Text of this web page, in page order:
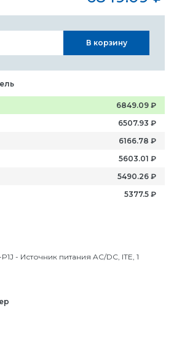
- Источник питания AC/DC, ITE, 1
В корзину
6849.09 ₽
6507.93 ₽
6166.78 ₽
5603.01 ₽
5490.26 ₽
5377.5 ₽